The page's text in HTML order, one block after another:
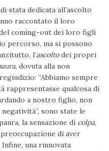
stata dedicata all’ascolto
raccontato il loro
coming-out dei loro figli
percorso, ma si possono
l’ascoltodei propri
, dovuta alla non
“Abbiamo sempre
rappresentasse qualcosa di
a nostro figlio, non
sono state le
la sensazione di colpa,
di aver
una rinnovata